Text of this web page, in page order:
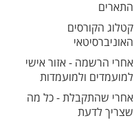
התארים
קטלוג הקורסים
האוניברסיטאי
אחרי הרשמה - אזור אישי
למועמדים ולמועמדות
אחרי שהתקבלת - כל מה
שצריך לדעת